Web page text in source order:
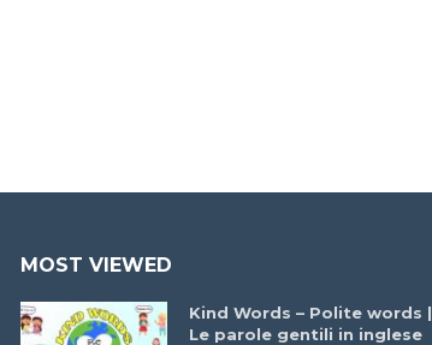
MOST VIEWED
Kind Words – Polite words |
Le parole gentili in inglese